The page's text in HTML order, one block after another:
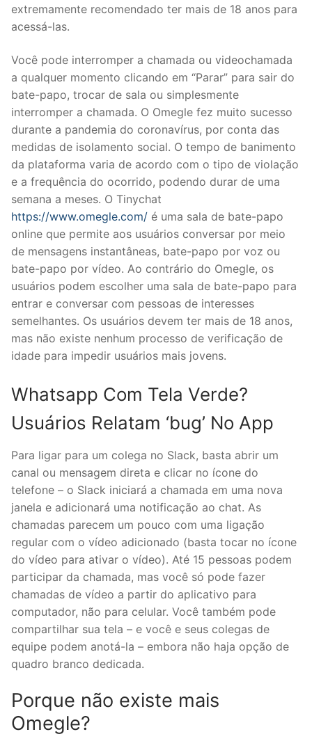
extremamente recomendado ter mais de 18 anos para
acessá-las.
Você pode interromper a chamada ou videochamada
a qualquer momento clicando em “Parar” para sair do
bate-papo, trocar de sala ou simplesmente
interromper a chamada. O Omegle fez muito sucesso
durante a pandemia do coronavírus, por conta das
medidas de isolamento social. O tempo de banimento
da plataforma varia de acordo com o tipo de violação
e a frequência do ocorrido, podendo durar de uma
semana a meses. O Tinychat
https://www.omegle.com/ é uma sala de bate-papo
online que permite aos usuários conversar por meio
de mensagens instantâneas, bate-papo por voz ou
bate-papo por vídeo. Ao contrário do Omegle, os
usuários podem escolher uma sala de bate-papo para
entrar e conversar com pessoas de interesses
semelhantes. Os usuários devem ter mais de 18 anos,
mas não existe nenhum processo de verificação de
idade para impedir usuários mais jovens.
Whatsapp Com Tela Verde?
Usuários Relatam ‘bug’ No App
Para ligar para um colega no Slack, basta abrir um
canal ou mensagem direta e clicar no ícone do
telefone – o Slack iniciará a chamada em uma nova
janela e adicionará uma notificação ao chat. As
chamadas parecem um pouco com uma ligação
regular com o vídeo adicionado (basta tocar no ícone
do vídeo para ativar o vídeo). Até 15 pessoas podem
participar da chamada, mas você só pode fazer
chamadas de vídeo a partir do aplicativo para
computador, não para celular. Você também pode
compartilhar sua tela – e você e seus colegas de
equipe podem anotá-la – embora não haja opção de
quadro branco dedicada.
Porque não existe mais
Omegle?